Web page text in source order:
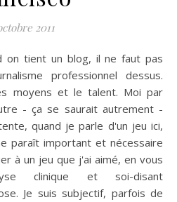
2011
professionnel dessus.
moyens et le talent. Moi par
- ça se saurait autrement -
quand je parle d'un jeu ici,
paraît important et nécessaire
à un jeu que j'ai aimé, en vous
clinique et soi-disant
Je suis subjectif, parfois de